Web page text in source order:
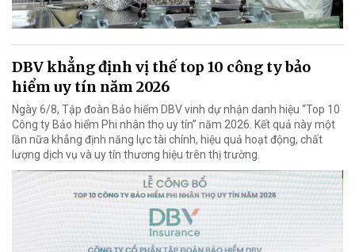
DBV khẳng định vị thế top 10 công ty bảo
hiểm uy tín năm 2026
Ngày 6/8, Tập đoàn Bảo hiểm DBV vinh dự nhận danh hiệu “Top 10
Công ty Bảo hiểm Phi nhân thọ uy tín” năm 2026. Kết quả này một
lần nữa khẳng định năng lực tài chính, hiệu quả hoạt động, chất
lượng dịch vụ và uy tín thương hiệu trên thị trường.